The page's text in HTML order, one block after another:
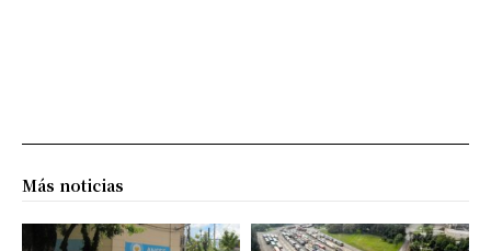
Más noticias